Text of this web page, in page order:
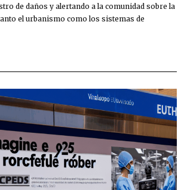
de daños y alertando a la comunidad sobre la
el urbanismo como los sistemas de